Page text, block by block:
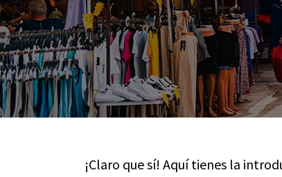
¡Claro que sí! Aquí tienes la